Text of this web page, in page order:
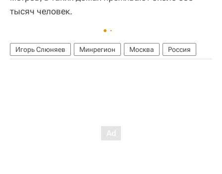
тысяч человек.
Игорь Слюняев Минрегион Москва Россия